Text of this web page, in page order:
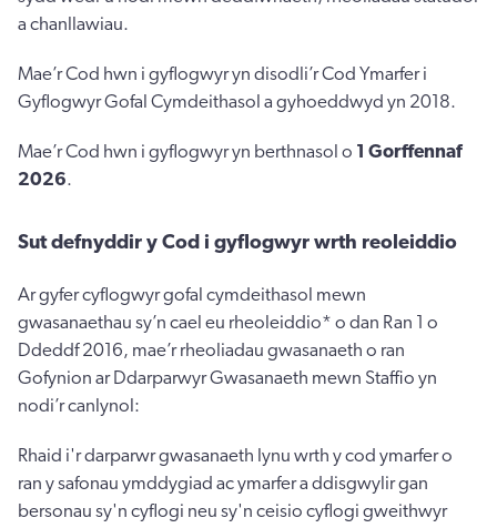
a chanllawiau.
Mae’r Cod hwn i gyflogwyr yn disodli’r Cod Ymarfer i
Gyflogwyr Gofal Cymdeithasol a gyhoeddwyd yn 2018.
Mae’r Cod hwn i gyflogwyr yn berthnasol o 1 Gorffennaf
2026.
Sut defnyddir y Cod i gyflogwyr wrth reoleiddio
Ar gyfer cyflogwyr gofal cymdeithasol mewn
gwasanaethau sy’n cael eu rheoleiddio* o dan Ran 1 o
Ddeddf 2016, mae’r rheoliadau gwasanaeth o ran
Gofynion ar Ddarparwyr Gwasanaeth mewn Staffio yn
nodi’r canlynol:
Rhaid i'r darparwr gwasanaeth lynu wrth y cod ymarfer o
ran y safonau ymddygiad ac ymarfer a ddisgwylir gan
bersonau sy'n cyflogi neu sy'n ceisio cyflogi gweithwyr